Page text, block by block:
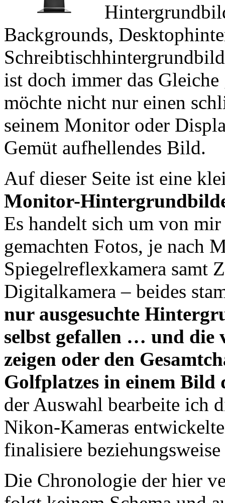
Backgrounds,
ist doch immer das
möchte nicht nur einen
seinem Monitor oder
Gemüt aufhellendes Bild.
Auf dieser Seite ist eine
Monitor-
Es handelt sich um von
gemachten Fotos, je nach
Spiegelreflexkamera samt
Digitalkamera – beides
nur ausgesuchte
selbst gefallen … und die
zeigen oder den
Golfplatzes in einem Bild
der Auswahl bearbeite ich
Nikon-Kameras
finalisiere
Die Chronologie der hier